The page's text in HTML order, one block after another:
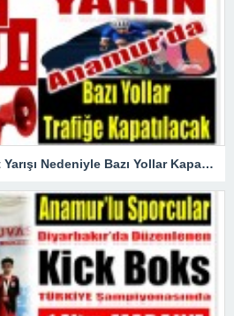
Anamur Dikkat ! Bisiklet Yarışı Nedeniyle Bazı Yollar Kapanacak